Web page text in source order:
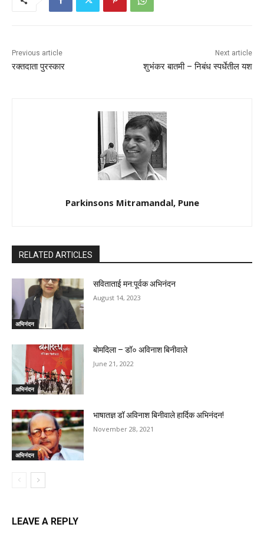
Previous article
रक्तदाता पुरस्कार
Next article
शुभंकर बातमी – निबंध स्पर्धेतील यश
Parkinsons Mitramandal, Pune
RELATED ARTICLES
अभिनंदन
सविताताई मन:पूर्वक अभिनंदन
August 14, 2023
अभिनंदन
बोमदिला – डॉ० अविनाश बिनीवाले
June 21, 2022
अभिनंदन
भाषातज्ञ डॉ अविनाश बिनीवाले हार्दिक अभिनंदन!
November 28, 2021
LEAVE A REPLY